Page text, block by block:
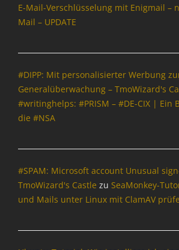
E-Mail-Verschlüsselung mit Enigmail –
Mail – UPDATE
#DIPP: Mit personalisierter Werbung
Generalüberwachung – TmoWizard's
#writinghelps: #PRISM – #DE-CIX | Ein
die #NSA
#SPAM: Microsoft account Unusual
TmoWizard's Castle zu SeaMonkey-
und Mails unter Linux mit ClamAV